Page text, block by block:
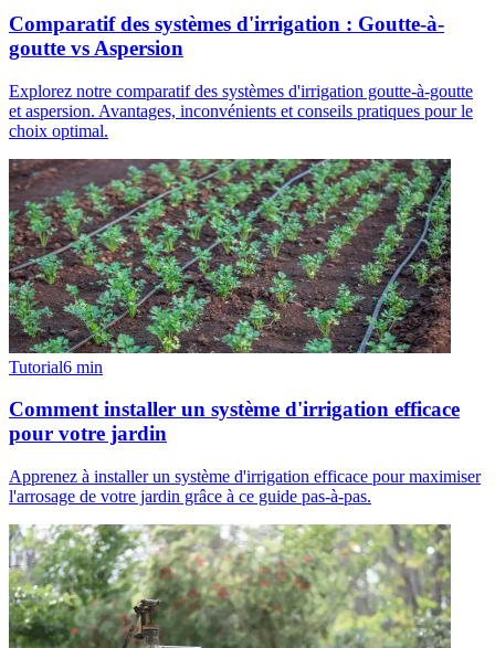
Comparatif des systèmes d'irrigation : Goutte-à-
goutte vs Aspersion
Explorez notre comparatif des systèmes d'irrigation goutte-à-goutte
et aspersion. Avantages, inconvénients et conseils pratiques pour le
choix optimal.
Tutorial6 min
Comment installer un système d'irrigation efficace
pour votre jardin
Apprenez à installer un système d'irrigation efficace pour maximiser
l'arrosage de votre jardin grâce à ce guide pas-à-pas.